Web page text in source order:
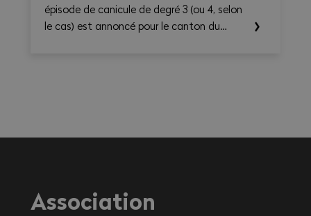
épisode de canicule de degré 3 (ou 4, selon
le cas) est annoncé pour le canton du
fortement exposés à la chaleur.
Association